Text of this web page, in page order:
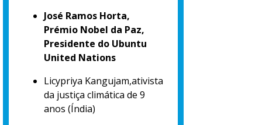
José Ramos Horta,
Prémio Nobel da Paz,
Presidente do Ubuntu
United Nations
Licypriya Kangujam,ativista
da justiça climática de 9
anos (Índia)